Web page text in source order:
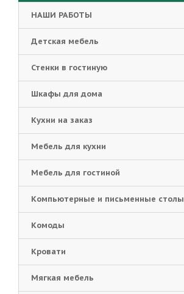
НАШИ РАБОТЫ
Детская мебель
Стенки в гостиную
Шкафы для дома
Кухни на заказ
Мебель для кухни
Мебель для гостиной
Компьютерные и письменные столы
Комоды
Кровати
Мягкая мебель